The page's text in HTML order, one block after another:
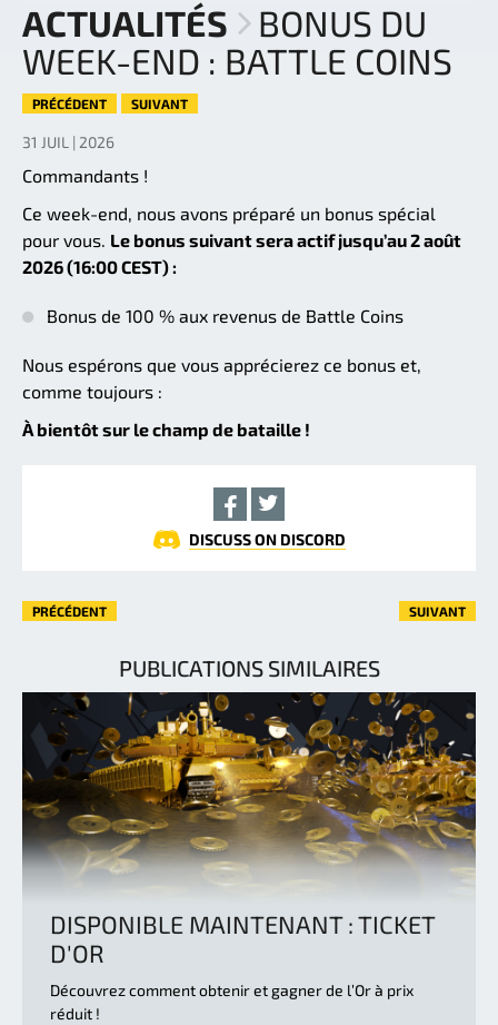
ACTUALITÉS
BONUS DU
WEEK-END : BATTLE COINS
PRÉCÉDENT SUIVANT
31 JUIL | 2026
Commandants !
Ce week-end, nous avons préparé un bonus spécial
pour vous. Le bonus suivant sera actif jusqu’au 2 août
2026 (16:00 CEST) :
Bonus de 100 % aux revenus de Battle Coins
Nous espérons que vous apprécierez ce bonus et,
comme toujours :
À bientôt sur le champ de bataille !
DISCUSS ON DISCORD
PRÉCÉDENT SUIVANT
PUBLICATIONS SIMILAIRES
DISPONIBLE MAINTENANT : TICKET
D'OR
Découvrez comment obtenir et gagner de l’Or à prix
réduit !